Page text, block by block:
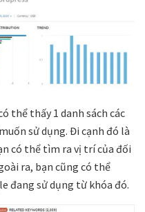
thể thấy 1 danh sách các
sử dụng. Đi cạnh đó là
có thể tìm ra vị trí của đối
ra, bạn cũng có thể
đang sử dụng từ khóa đó.